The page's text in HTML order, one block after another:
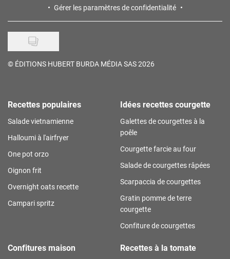
Gérer les paramètres de confidentialité
© ÉDITIONS HUBERT BURDA MÉDIA SAS 2026
Recettes populaires
Salade vietnamienne
Halloumi à l'airfryer
One pot orzo
Oignon frit
Overnight oats recette
Campari spritz
Idées recettes courgette
Galettes de courgettes à la
poêle
Courgette farcie au four
Salade de courgettes râpées
Scarpaccia de courgettes
Gratin pomme de terre
courgette
Confiture de courgettes
Confitures maison Recettes à la tomate